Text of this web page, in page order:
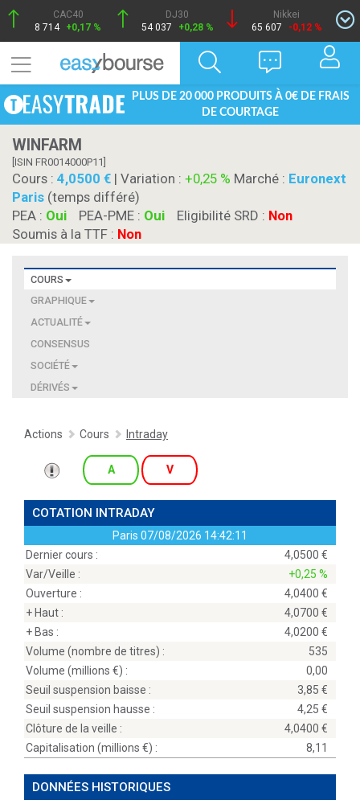
CAC40
8 714 +0,17 %
DJ30
54 037
+0,28 %
Nikkei
65 607
-0,12 %
PLUS DE 20 000 PRODUITS À 0€ DE FRAIS
DE COURTAGE
WINFARM
[ISIN FR0014000P11]
Cours : 4,0500 | Variation : +0,25 % Marché : Euronext
Paris (temps différé)
PEA : Oui PEA-PME : Oui Eligibilité SRD : Non
Soumis à la TTF : Non
COURS
GRAPHIQUE
ACTUALITÉ
CONSENSUS
SOCIÉTÉ
DÉRIVÉS
Actions Cours Intraday
A V
COTATION INTRADAY
Paris 07/08/2026 14:42:11
Dernier cours :
4,0500
Var/Veille :
+0,25 %
Ouverture :
4,0400
+ Haut :
4,0700
+ Bas :
4,0200
Volume (nombre de titres) :
535
Volume (millions
) :
0,00
Seuil suspension baisse :
3,85
Seuil suspension hausse :
4,25
Clôture de la veille :
4,0400
Capitalisation (millions
) : 8,11
DONNÉES HISTORIQUES